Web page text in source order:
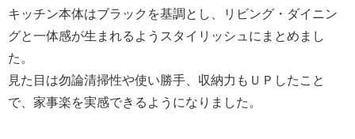
キッチン本体はブラックを基調とし、リビング・ダイニン
グと一体感が生まれるようスタイリッシュにまとめまし
た。
見た目は勿論清掃性や使い勝手、収納力もＵＰしたこと
で、家事楽を実感できるようになりました。